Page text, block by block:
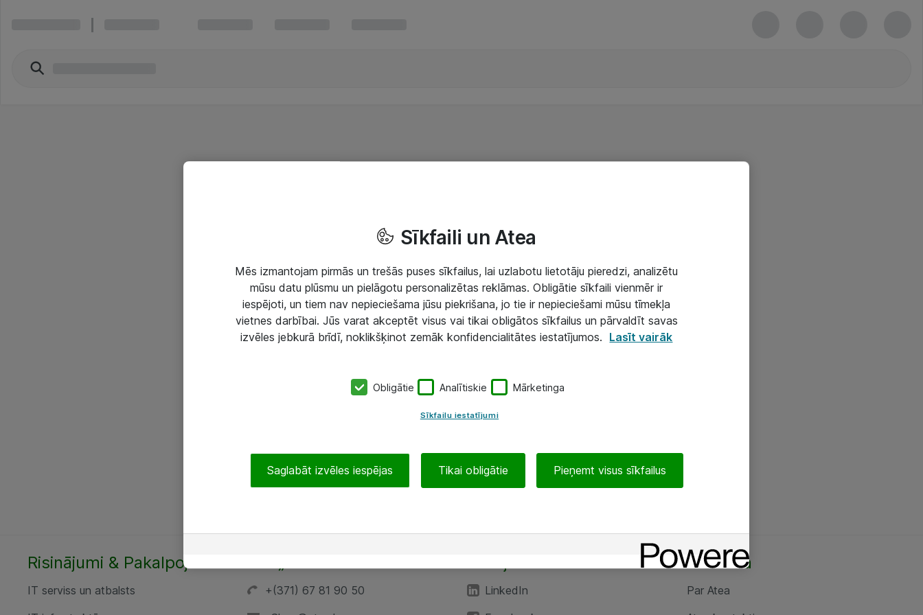
Risinājumi & Pakalpojumi
IT serviss un atbalsts
+(371) 67 81 90 50
LinkedIn
Par Atea
Par Atea
Sīkfaili un Atea
Mēs izmantojam pirmās un trešās puses sīkfailus, lai uzlabotu lietotāju pieredzi, analizētu
mūsu datu plūsmu un pielāgotu personalizētas reklāmas. Obligātie sīkfaili vienmēr ir
iespējoti, un tiem nav nepieciešama jūsu piekrišana, jo tie ir nepieciešami mūsu tīmekļa
vietnes darbībai. Jūs varat akceptēt visus vai tikai obligātos sīkfailus un pārvaldīt savas
izvēles jebkurā brīdī, noklikšķinot zemāk konfidencialitātes iestatījumos. Lasīt vairāk
Obligātie Analītiskie Mārketinga
Sīkfailu iestatījumi
Saglabāt izvēles iespējas Tikai obligātie Pieņemt visus sīkfailus